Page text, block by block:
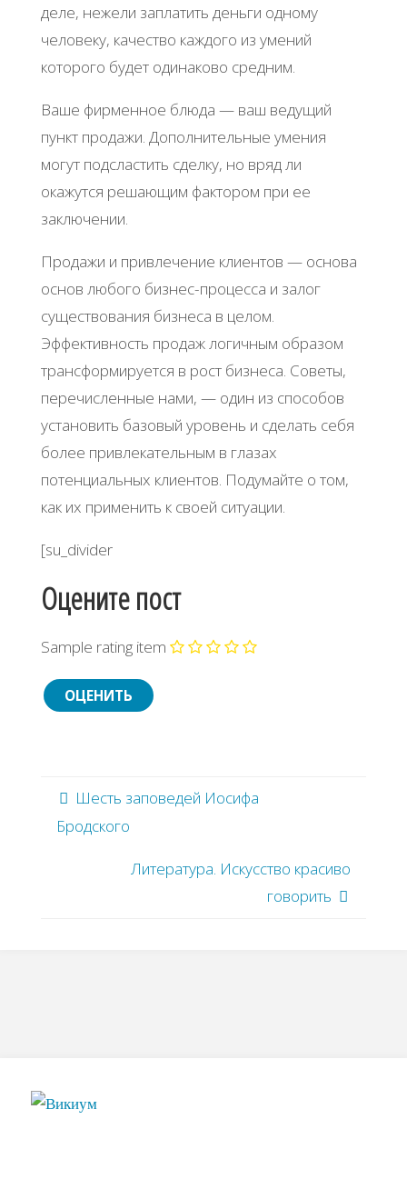
деле, нежели заплатить деньги одному
человеку, качество каждого из умений
которого будет одинаково средним.
Ваше фирменное блюда — ваш ведущий
пункт продажи. Дополнительные умения
могут подсластить сделку, но вряд ли
окажутся решающим фактором при ее
заключении.
Продажи и привлечение клиентов — основа
основ любого бизнес-процесса и залог
существования бизнеса в целом.
Эффективность продаж логичным образом
трансформируется в рост бизнеса. Советы,
перечисленные нами, — один из способов
установить базовый уровень и сделать себя
более привлекательным в глазах
потенциальных клиентов. Подумайте о том,
как их применить к своей ситуации.
[su_divider
Оцените пост
Sample rating item
Шесть заповедей Иосифа
Бродского
Литература. Искусство красиво
говорить